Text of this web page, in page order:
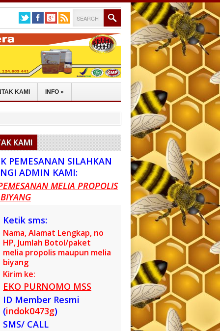
KAMI INFO »
KAMI
PEMESANAN SILAHKAN
ADMIN KAMI:
MELIA PROPOLIS
Ketik sms:
Nama, Alamat Lengkap, no
HP, Jumlah Botol/paket
melia propolis maupun melia
biyang
Kirim ke:
EKO PURNOMO MSS
ID Member Resmi
(indok0473g)
SMS/ CALL